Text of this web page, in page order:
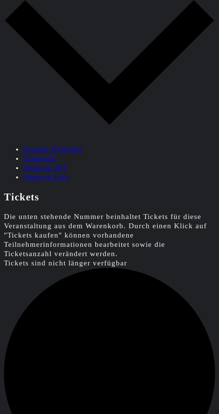
Google Kalender
iCalendar
Outlook 365
Outlook Live
Tickets
Die unten stehende Nummer beinhaltet Tickets für diese
Veranstaltung aus dem Warenkorb. Durch einen Klick auf
"Tickets kaufen" können vorhandene
Teilnehmerinformationen bearbeitet sowie die
Ticketsanzahl verändert werden.
Tickets sind nicht länger verfügbar